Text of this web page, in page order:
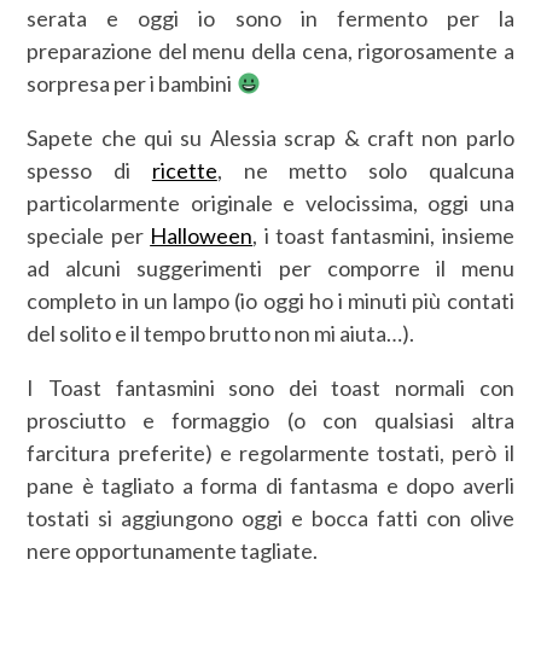
serata e oggi io sono in fermento per la
preparazione del menu della cena, rigorosamente a
sorpresa per i bambini
Sapete che qui su Alessia scrap & craft non parlo
spesso di ricette, ne metto solo qualcuna
particolarmente originale e velocissima, oggi una
speciale per Halloween, i toast fantasmini, insieme
ad alcuni suggerimenti per comporre il menu
completo in un lampo (io oggi ho i minuti più contati
del solito e il tempo brutto non mi aiuta…).
I Toast fantasmini sono dei toast normali con
prosciutto e formaggio (o con qualsiasi altra
farcitura preferite) e regolarmente tostati, però il
pane è tagliato a forma di fantasma e dopo averli
tostati si aggiungono oggi e bocca fatti con olive
nere opportunamente tagliate.